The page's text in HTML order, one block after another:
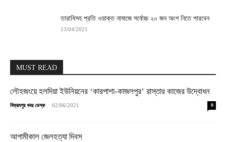
তারাবিসহ প্রতি ওয়াক্ত নামাজে সর্বোচ্চ ২০ জন অংশ নিতে পারবেন
13/04/2021
MUST READ
লৌহজংয়ে হলদিয়া ইউনিয়নের ‘কারপাশা-কাজলপুর’ রাস্তার কাজের উদ্বোধন
বিক্রমপুর খবর ডেস্ক - 02/06/2021 0
আগামীকাল জেলহত্যা দিবস